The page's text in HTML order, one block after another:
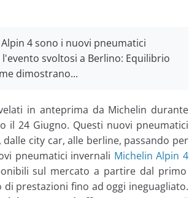
4 sono i nuovi pneumatici
svoltosi a Berlino: Equilibrio
dimostrano...
in anteprima da Michelin durante
il 24 Giugno. Questi nuovi pneumatici
city car, alle berline, passando per
pneumatici invernali Michelin Alpin 4
sul mercato a partire dal primo
prestazioni fino ad oggi ineguagliato.